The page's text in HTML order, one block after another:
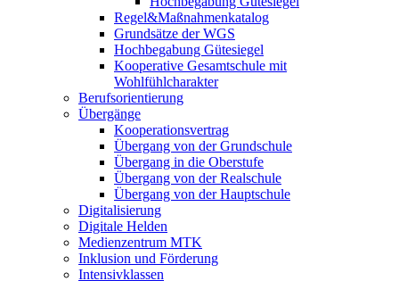
Regel&Maßnahmenkatalog
Grundsätze der WGS
Hochbegabung Gütesiegel
Kooperative Gesamtschule mit
Wohlfühlcharakter
Berufsorientierung
Übergänge
Kooperationsvertrag
Übergang von der Grundschule
Übergang in die Oberstufe
Übergang von der Realschule
Übergang von der Hauptschule
Digitalisierung
Digitale Helden
Medienzentrum MTK
Inklusion und Förderung
Intensivklassen